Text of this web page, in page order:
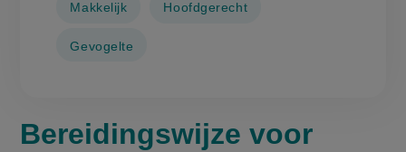
Makkelijk Hoofdgerecht
Gevogelte
Bereidingswijze voor